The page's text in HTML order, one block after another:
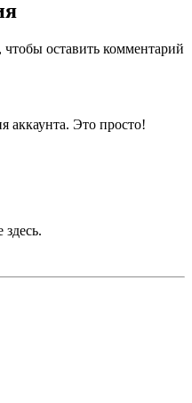
оставить комментарий
аккаунта. Это просто!